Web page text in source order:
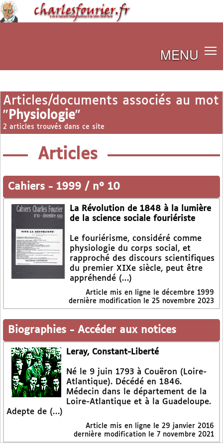
MENU
Articles/documents associés au mot
" Physiologie"
2 articles trouvés dans ce site
Articles
Cahiers - 1999 / n° 10
La Révolution de 1848 à la lumière
de la science sociale fouriériste
Le fouriérisme, considéré comme
physiologie du corps social, et
rapproché des discours scientifiques
du premier XIXe siècle, peut être
appréhendé (…)
Article mis en ligne le décembre 1999
dernière modification le 25 novembre 2023
Biographies - Accéder aux notices
Leray, Constant-Liberté
Né le 9 juin 1793 à Couëron (Loire-
Atlantique). Décédé en 1846.
Médecin dans le département de la
Loire-Atlantique et à la Guadeloupe.
Adepte de (…)
Article mis en ligne le 29 janvier 2016
dernière modification le 7 novembre 2021